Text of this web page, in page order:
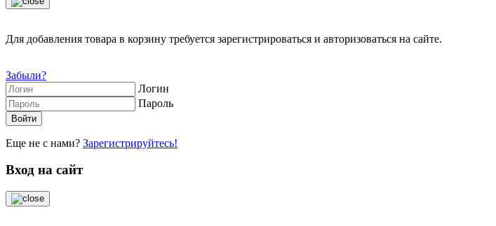
Для добавления товара в корзину требуется зарегистрироваться и авторизоваться на сайте.
Забыли?
Логин
Пароль
Еще не с нами? Зарегистрируйтесь!
Вход на сайт